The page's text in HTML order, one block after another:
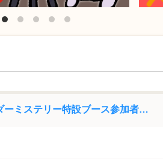
【ゲームマーケット2026秋】マーダーミステリー特設ブース参加者募集について